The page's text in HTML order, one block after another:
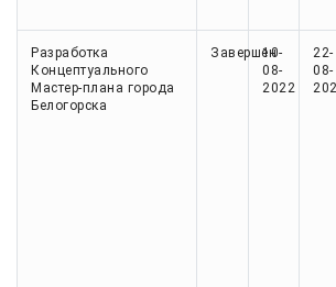
Разработка
Концептуального
Мастер-плана города
Белогорска
Завершен
10-
08-
2022
22-
08-